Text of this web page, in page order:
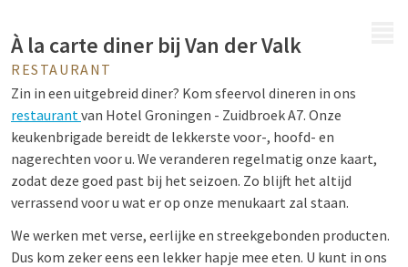
À la carte diner bij Van der Valk
RESTAURANT
Zin in een uitgebreid diner? Kom sfeervol dineren in ons
restaurantvan Hotel Groningen - Zuidbroek A7. Onze
keukenbrigade bereidt de lekkerste voor-, hoofd- en
nagerechten voor u. We veranderen regelmatig onze kaart,
zodat deze goed past bij het seizoen. Zo blijft het altijd
verrassend voor u wat er op onze menukaart zal staan.
We werken met verse, eerlijke en streekgebonden producten.
Dus kom zeker eens een lekker hapje mee eten. U kunt in ons